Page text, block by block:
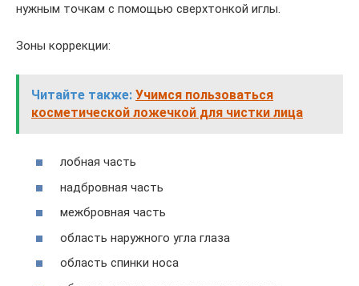
нужным точкам с помощью сверхтонкой иглы.
Зоны коррекции:
Читайте также: Учимся пользоваться
косметической ложечкой для чистки лица
лобная часть
надбровная часть
межбровная часть
область наружного угла глаза
область спинки носа